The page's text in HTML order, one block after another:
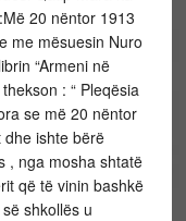
20 nëntor 1913
me mësuesin Nuro
“Armeni në
: “ Pleqësia
se më 20 nëntor
ishte bërë
, nga mosha shtatë
që të vinin bashkë
shkollës u